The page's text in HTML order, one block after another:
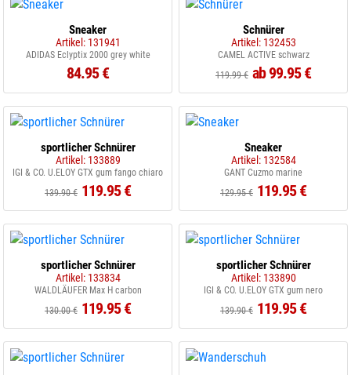
Sneaker
Artikel: 131941
ADIDAS Eclyptix 2000 grey white
84.95 €
Schnürer
Artikel: 132453
CAMEL ACTIVE schwarz
119.99 € ab 99.95 €
sportlicher Schnürer
Artikel: 133889
IGI & CO. U.ELOY GTX gum fango chiaro
139.90 € 119.95 €
Sneaker
Artikel: 132584
GANT Cuzmo marine
129.95 € 119.95 €
sportlicher Schnürer
Artikel: 133834
WALDLÄUFER Max H carbon
130.00 € 119.95 €
sportlicher Schnürer
Artikel: 133890
IGI & CO. U.ELOY GTX gum nero
139.90 € 119.95 €